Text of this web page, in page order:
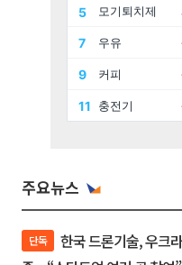
주요뉴스
단독